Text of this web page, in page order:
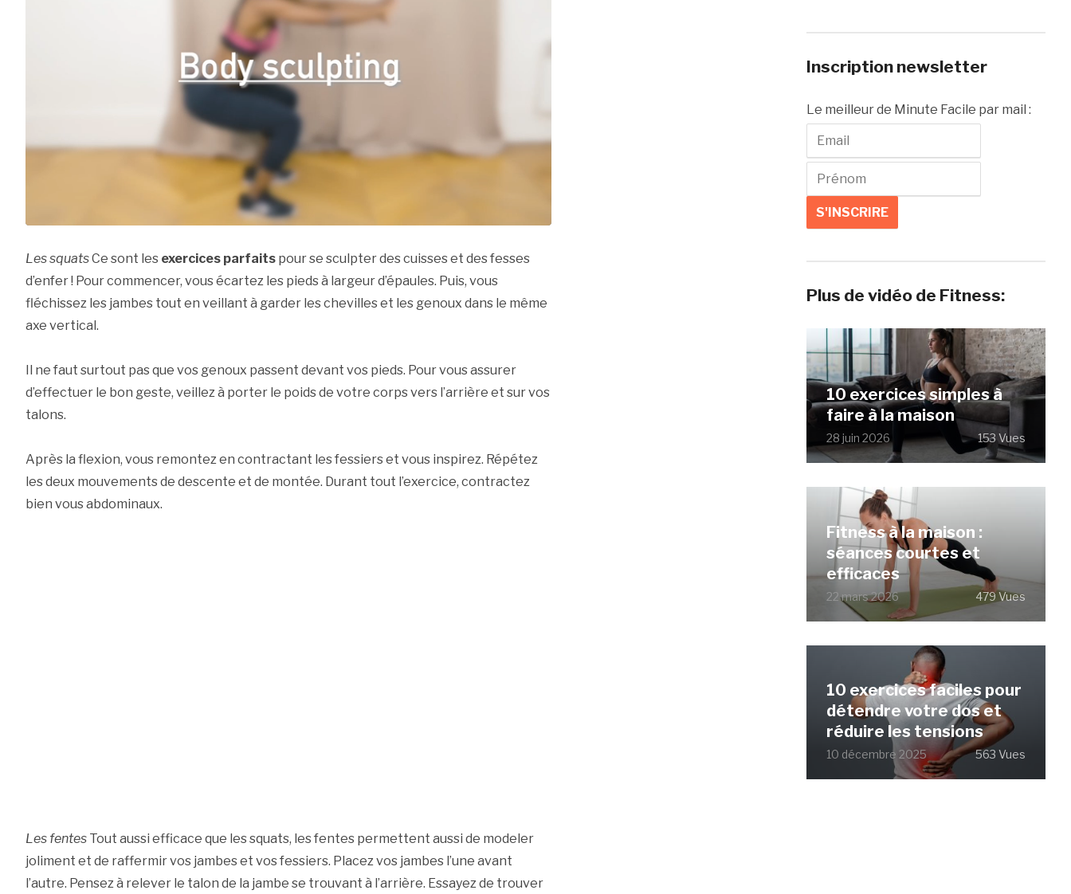
Les squatsCe sont les exercices parfaitspour se sculpter des cuisses et des fesses
d’enfer ! Pour commencer, vous écartez les pieds à largeur d’épaules. Puis, vous
fléchissez les jambes tout en veillant à garder les chevilles et les genoux dans le même
axe vertical.
Il ne faut surtout pas que vos genoux passent devant vos pieds. Pour vous assurer
d’effectuer le bon geste, veillez à porter le poids de votre corps vers l’arrière et sur vos
talons.
Après la flexion, vous remontez en contractant les fessiers et vous inspirez. Répétez
les deux mouvements de descente et de montée. Durant tout l’exercice, contractez
bien vous abdominaux.
Les fentesTout aussi efficace que les squats, les fentes permettent aussi de modeler
joliment et de raffermir vos jambes et vos fessiers. Placez vos jambes l’une avant
l’autre. Pensez à relever le talon de la jambe se trouvant à l’arrière. Essayez de trouver
Inscription newsletter
Le meilleur de Minute Facile par mail :
Plus de vidéo de Fitness:
10 exercices simples à
faire à la maison
28 juin 2026 153 Vues
Fitness à la maison :
séances courtes et
efficaces
22 mars 2026 479 Vues
10 exercices faciles pour
détendre votre dos et
réduire les tensions
10 décembre 2025 563 Vues